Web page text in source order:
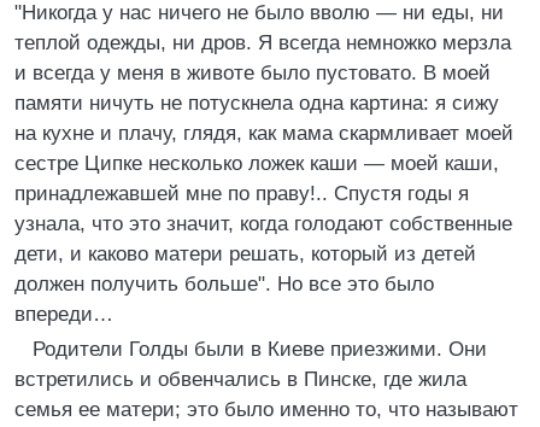
"Никогда у нас ничего не было вволю — ни еды, ни
теплой одежды, ни дров. Я всегда немножко мерзла
и всегда у меня в животе было пустовато. В моей
памяти ничуть не потускнела одна картина: я сижу
на кухне и плачу, глядя, как мама скармливает моей
сестре Ципке несколько ложек каши — моей каши,
принадлежавшей мне по праву!.. Спустя годы я
узнала, что это значит, когда голодают собственные
дети, и каково матери решать, который из детей
должен получить больше". Но все это было
впереди…
Родители Голды были в Киеве приезжими. Они
встретились и обвенчались в Пинске, где жила
семья ее матери; это было именно то, что называют